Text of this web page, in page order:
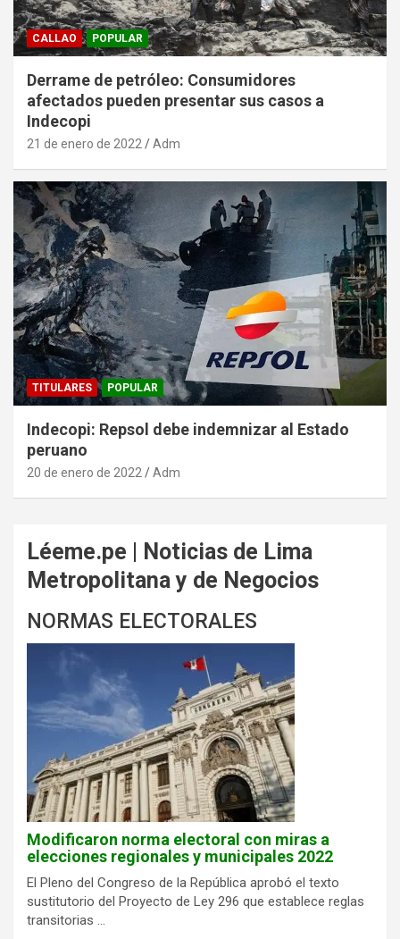
CALLAO POPULAR
Derrame de petróleo: Consumidores
afectados pueden presentar sus casos a
Indecopi
21 de enero de 2022 Adm
TITULARES POPULAR
Indecopi: Repsol debe indemnizar al Estado
peruano
20 de enero de 2022 Adm
Léeme.pe | Noticias de Lima
Metropolitana y de Negocios
NORMAS ELECTORALES
Modificaron norma electoral con miras a
elecciones regionales y municipales 2022
El Pleno del Congreso de la República aprobó el texto
sustitutorio del Proyecto de Ley 296 que establece reglas
transitorias ...